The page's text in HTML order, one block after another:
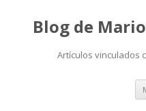
Blog de
Artículos vinculados